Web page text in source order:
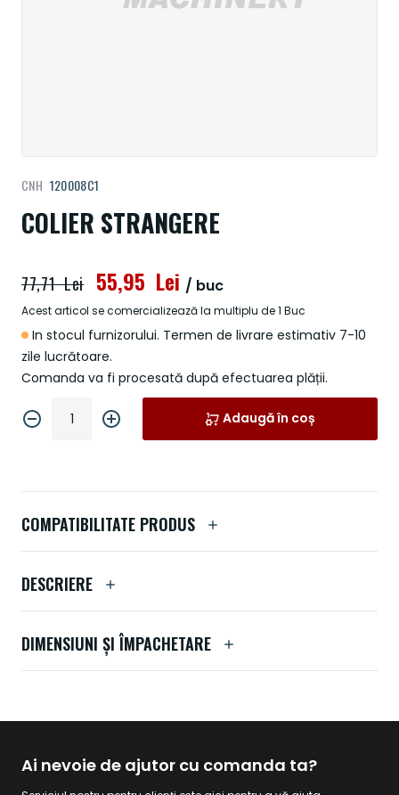
COLIER STRANGERE
CNH 120008C1
In stocul furnizorului. Termen de livrare estimativ 7-10
zile lucrătoare.
Comanda va fi procesată după efectuarea plății.
55,95 Lei
77,71 Lei / buc
Acest articol se comercializează la multiplu de 1 Buc
Adaugă în coș
la
începutul
galeriei
imagini
COMPATIBILITATE PRODUS
DESCRIERE
DIMENSIUNI ȘI ÎMPACHETARE
Ai nevoie de ajutor cu comanda ta?